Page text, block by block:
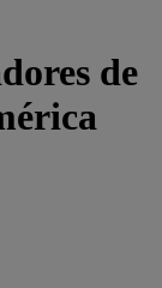
de